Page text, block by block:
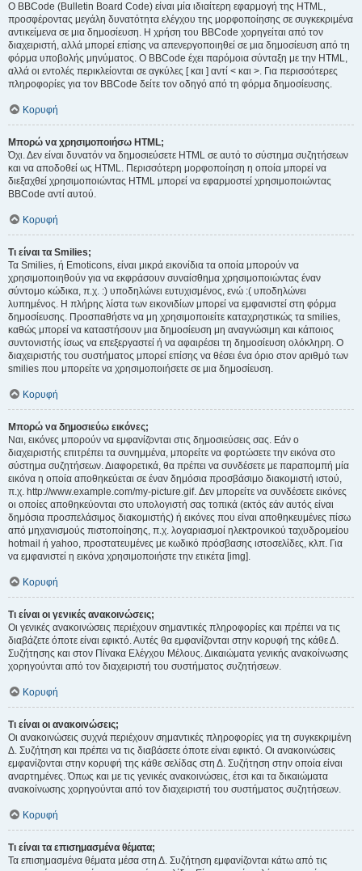
Ο BBCode (Bulletin Board Code) είναι μία ιδιαίτερη εφαρμογή της HTML,
προσφέροντας μεγάλη δυνατότητα ελέγχου της μορφοποίησης σε συγκεκριμένα
αντικείμενα σε μια δημοσίευση. Η χρήση του BBCode χορηγείται από τον
διαχειριστή, αλλά μπορεί επίσης να απενεργοποιηθεί σε μια δημοσίευση από τη
φόρμα υποβολής μηνύματος. Ο BBCode έχει παρόμοια σύνταξη με την HTML,
αλλά οι εντολές περικλείονται σε αγκύλες [ και ] αντί < και >. Για περισσότερες
πληροφορίες για τον BBCode δείτε τον οδηγό από τη φόρμα δημοσίευσης.
Κορυφή
Μπορώ να χρησιμοποιήσω HTML;
Όχι. Δεν είναι δυνατόν να δημοσιεύσετε HTML σε αυτό το σύστημα συζητήσεων
και να αποδοθεί ως HTML. Περισσότερη μορφοποίηση η οποία μπορεί να
διεξαχθεί χρησιμοποιώντας HTML μπορεί να εφαρμοστεί χρησιμοποιώντας
BBCode αντί αυτού.
Κορυφή
Τι είναι τα Smilies;
Τα Smilies, ή Emoticons, είναι μικρά εικονίδια τα οποία μπορούν να
χρησιμοποιηθούν για να εκφράσουν συναίσθημα χρησιμοποιώντας έναν
σύντομο κώδικα, π.χ. :) υποδηλώνει ευτυχισμένος, ενώ :( υποδηλώνει
λυπημένος. Η πλήρης λίστα των εικονιδίων μπορεί να εμφανιστεί στη φόρμα
δημοσίευσης. Προσπαθήστε να μη χρησιμοποιείτε καταχρηστικώς τα smilies,
καθώς μπορεί να καταστήσουν μια δημοσίευση μη αναγνώσιμη και κάποιος
συντονιστής ίσως να επεξεργαστεί ή να αφαιρέσει τη δημοσίευση ολόκληρη. Ο
διαχειριστής του συστήματος μπορεί επίσης να θέσει ένα όριο στον αριθμό των
smilies που μπορείτε να χρησιμοποιήσετε σε μια δημοσίευση.
Κορυφή
Μπορώ να δημοσιεύω εικόνες;
Ναι, εικόνες μπορούν να εμφανίζονται στις δημοσιεύσεις σας. Εάν ο
διαχειριστής επιτρέπει τα συνημμένα, μπορείτε να φορτώσετε την εικόνα στο
σύστημα συζητήσεων. Διαφορετικά, θα πρέπει να συνδέσετε με παραπομπή μία
εικόνα η οποία αποθηκεύεται σε έναν δημόσια προσβάσιμο διακομιστή ιστού,
π.χ. http://www.example.com/my-picture.gif. Δεν μπορείτε να συνδέσετε εικόνες
οι οποίες αποθηκεύονται στο υπολογιστή σας τοπικά (εκτός εάν αυτός είναι
δημόσια προσπελάσιμος διακομιστής) ή εικόνες που είναι αποθηκευμένες πίσω
από μηχανισμούς πιστοποίησης, π.χ. λογαριασμοί ηλεκτρονικού ταχυδρομείου
hotmail ή yahoo, προστατευμένες με κωδικό πρόσβασης ιστοσελίδες, κλπ. Για
να εμφανιστεί η εικόνα χρησιμοποιήστε την ετικέτα [img].
Κορυφή
Τι είναι οι γενικές ανακοινώσεις;
Οι γενικές ανακοινώσεις περιέχουν σημαντικές πληροφορίες και πρέπει να τις
διαβάζετε όποτε είναι εφικτό. Αυτές θα εμφανίζονται στην κορυφή της κάθε Δ.
Συζήτησης και στον Πίνακα Ελέγχου Μέλους. Δικαιώματα γενικής ανακοίνωσης
χορηγούνται από τον διαχειριστή του συστήματος συζητήσεων.
Κορυφή
Τι είναι οι ανακοινώσεις;
Οι ανακοινώσεις συχνά περιέχουν σημαντικές πληροφορίες για τη συγκεκριμένη
Δ. Συζήτηση και πρέπει να τις διαβάσετε όποτε είναι εφικτό. Οι ανακοινώσεις
εμφανίζονται στην κορυφή της κάθε σελίδας στη Δ. Συζήτηση στην οποία είναι
αναρτημένες. Όπως και με τις γενικές ανακοινώσεις, έτσι και τα δικαιώματα
ανακοίνωσης χορηγούνται από τον διαχειριστή του συστήματος συζητήσεων.
Κορυφή
Τι είναι τα επισημασμένα θέματα;
Τα επισημασμένα θέματα μέσα στη Δ. Συζήτηση εμφανίζονται κάτω από τις